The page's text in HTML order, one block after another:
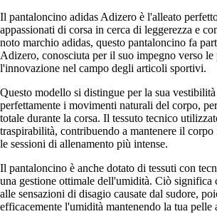
Il pantaloncino adidas Adizero è l'alleato
appassionati di corsa in cerca di leggerezza e
noto marchio adidas, questo pantaloncino fa
Adizero, conosciuta per il suo impegno verso le
l'innovazione nel campo degli articoli sportivi.
Questo modello si distingue per la sua
perfettamente i movimenti naturali del corpo,
totale durante la corsa. Il tessuto tecnico
traspirabilità, contribuendo a mantenere il corpo
le sessioni di allenamento più intense.
Il pantaloncino è anche dotato di tessuti con
una gestione ottimale dell'umidità. Ciò significa
alle sensazioni di disagio causate dal sudore,
efficacemente l'umidità mantenendo la tua pelle